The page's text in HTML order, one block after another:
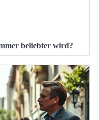
beliebter wird?